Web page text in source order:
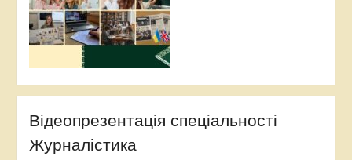
Відеопрезентація спеціальності
Журналістика